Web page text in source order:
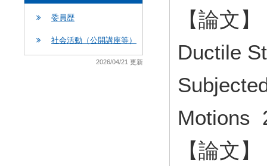
委員歴
社会活動（公開講座等）
2026/04/21 更新
【論文
Ductile
Motions
【論文